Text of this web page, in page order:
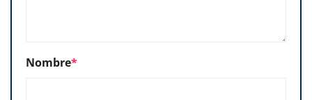
Nombre*